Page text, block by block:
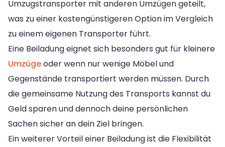
Umzugstransporter mit anderen Umzügen geteilt,
was zu einer kostengünstigeren Option im Vergleich
zu einem eigenen Transporter führt.
Eine Beiladung eignet sich besonders gut für kleinere
Umzügeoder wenn nur wenige Möbel und
Gegenstände transportiert werden müssen. Durch
die gemeinsame Nutzung des Transports kannst du
Geld sparen und dennoch deine persönlichen
Sachen sicher an dein Ziel bringen.
Ein weiterer Vorteil einer Beiladung ist die Flexibilität